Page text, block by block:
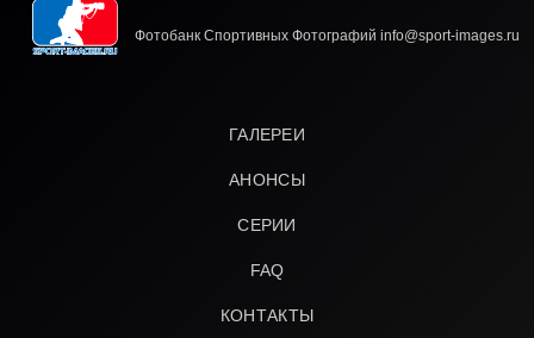
Фотобанк Спортивных Фотографий info@sport-images.ru
ГАЛЕРЕИ
АНОНСЫ
СЕРИИ
FAQ
КОНТАКТЫ